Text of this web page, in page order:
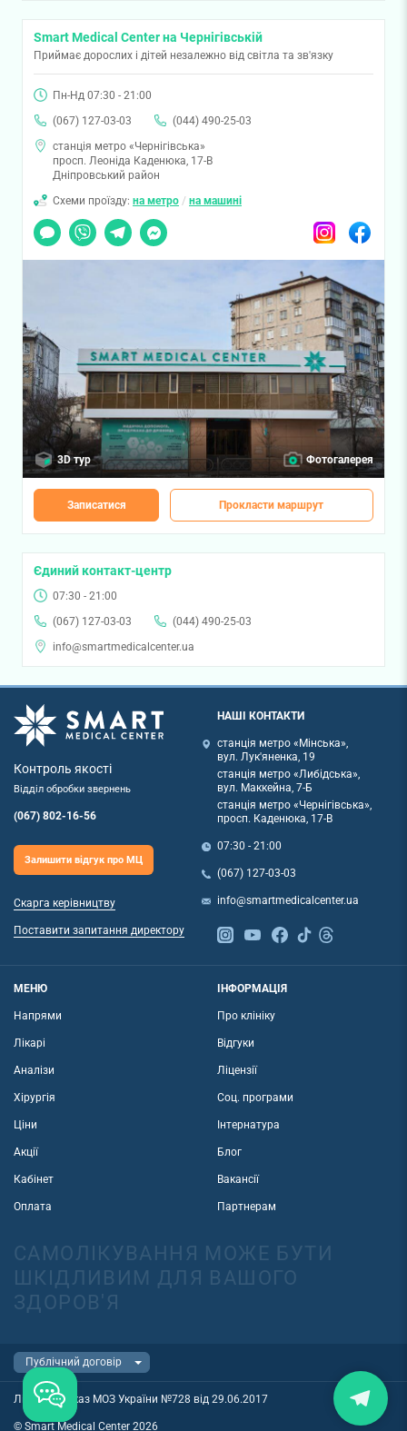
Smart Medical Center на Чернігівській
Приймає дорослих і дітей незалежно від світла та зв'язку
Пн-Нд 07:30 - 21:00
(067) 127-03-03
(044) 490-25-03
станція метро «Чернігівська»
просп. Леоніда Каденюка, 17-В
Дніпровський район
Схеми проїзду: на метро / на машині
Чат
Viber TelegramMessenger InstagramFacebook
3D тур Фотогалерея
Записатися Прокласти маршрут
Єдиний контакт-центр
07:30 - 21:00
(067) 127-03-03
(044) 490-25-03
info@smartmedicalcenter.ua
Контроль якості
Відділ обробки звернень
(067) 802-16-56
Залишити відгук про МЦ
Скарга керівництву
Поставити запитання директору
НАШІ КОНТАКТИ
станція метро «Мінська»,
вул. Лук'яненка, 19
станція метро «Либідська»,
вул. Маккейна, 7-Б
станція метро «Чернігівська»,
просп. Каденюка, 17-В
07:30 - 21:00
(067) 127-03-03
info@smartmedicalcenter.ua
МЕНЮ
Напрями
Лікарі
Аналізи
Хірургія
Ціни
Акції
Кабінет
Оплата
ІНФОРМАЦІЯ
Про клініку
Відгуки
Ліцензії
Соц. програми
Інтернатура
Блог
Вакансії
Партнерам
САМОЛІКУВАННЯ МОЖЕ БУТИ
ШКІДЛИВИМ ДЛЯ ВАШОГО
ЗДОРОВ'Я
Ліцензія наказ МОЗ України №728 від 29.06.2017
© Smart Medical Center 2026